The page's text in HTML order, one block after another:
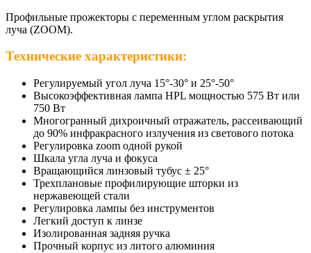
Профильные прожекторы с переменным углом раскрытия
луча (ZOOM).
Технические характеристики:
Регулируемый угол луча 15°-30° и 25°-50°
Высокоэффективная лампа HPL мощностью 575 Вт или
750 Вт
Многогранный дихроичный отражатель, рассеивающий
до 90% инфракрасного излучения из светового потока
Регулировка zoom одной рукой
Шкала угла луча и фокуса
Вращающийся линзовый тубус ± 25°
Трехплановые профилирующие шторки из
нержавеющей стали
Регулировка лампы без инструментов
Легкий доступ к линзе
Изолированная задняя ручка
Прочный корпус из литого алюминия